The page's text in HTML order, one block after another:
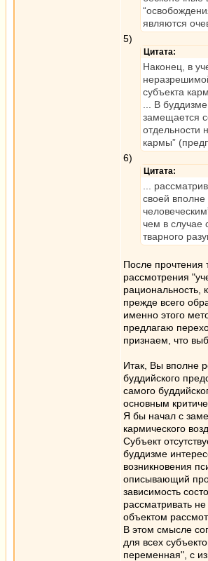
являются
5)
Цитата:
Наконец, в
субъекта
... В
замещается
отдельности
кармы”
6)
Цитата:
...
своей
чем в случае
тварного
После прочтения
рассмотрения
рациональность,
прежде всего
именно этого
предлагаю
признаем, что
Итак, Вы вполне
буддийского
самого
основным
Я бы начал с
кармического
Субъект
буддизме
возникновения
описывающий
зависимость
рассматривать
объектом
В этом смысле
для всех
переменная", с